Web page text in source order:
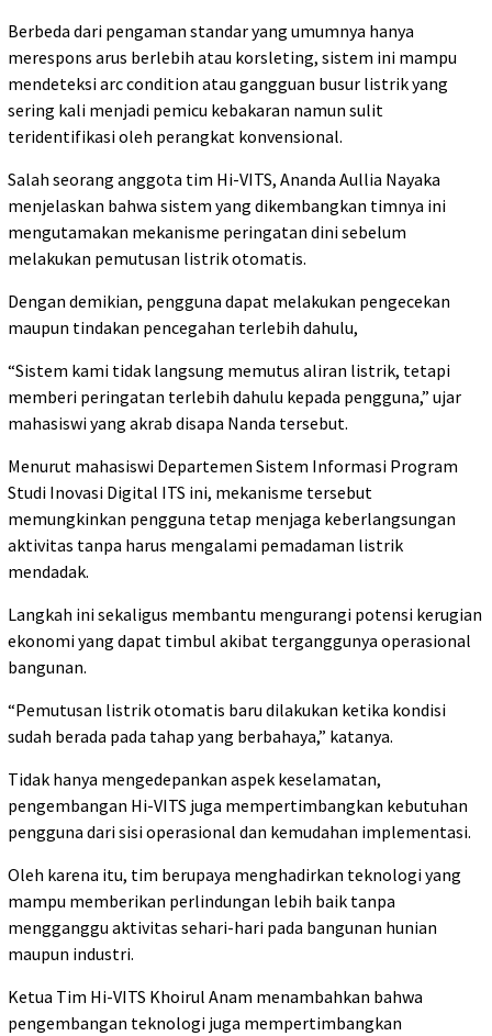
Berbeda dari pengaman standar yang umumnya hanya
merespons arus berlebih atau korsleting, sistem ini mampu
mendeteksi arc condition atau gangguan busur listrik yang
sering kali menjadi pemicu kebakaran namun sulit
teridentifikasi oleh perangkat konvensional.
Salah seorang anggota tim Hi-VITS, Ananda Aullia Nayaka
menjelaskan bahwa sistem yang dikembangkan timnya ini
mengutamakan mekanisme peringatan dini sebelum
melakukan pemutusan listrik otomatis.
Dengan demikian, pengguna dapat melakukan pengecekan
maupun tindakan pencegahan terlebih dahulu,
“Sistem kami tidak langsung memutus aliran listrik, tetapi
memberi peringatan terlebih dahulu kepada pengguna,” ujar
mahasiswi yang akrab disapa Nanda tersebut.
Menurut mahasiswi Departemen Sistem Informasi Program
Studi Inovasi Digital ITS ini, mekanisme tersebut
memungkinkan pengguna tetap menjaga keberlangsungan
aktivitas tanpa harus mengalami pemadaman listrik
mendadak.
Langkah ini sekaligus membantu mengurangi potensi kerugian
ekonomi yang dapat timbul akibat terganggunya operasional
bangunan.
“Pemutusan listrik otomatis baru dilakukan ketika kondisi
sudah berada pada tahap yang berbahaya,” katanya.
Tidak hanya mengedepankan aspek keselamatan,
pengembangan Hi-VITS juga mempertimbangkan kebutuhan
pengguna dari sisi operasional dan kemudahan implementasi.
Oleh karena itu, tim berupaya menghadirkan teknologi yang
mampu memberikan perlindungan lebih baik tanpa
mengganggu aktivitas sehari-hari pada bangunan hunian
maupun industri.
Ketua Tim Hi-VITS Khoirul Anam menambahkan bahwa
pengembangan teknologi juga mempertimbangkan